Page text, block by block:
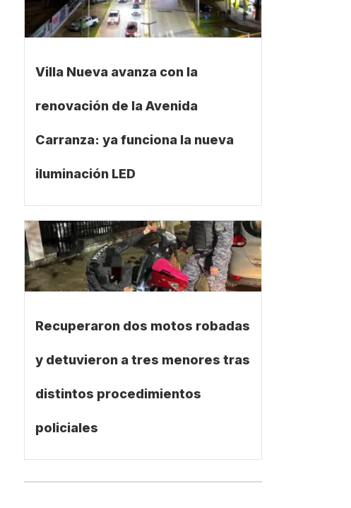
Villa Nueva avanza con la
renovación de la Avenida
Carranza: ya funciona la nueva
iluminación LED
Recuperaron dos motos robadas
y detuvieron a tres menores tras
distintos procedimientos
policiales